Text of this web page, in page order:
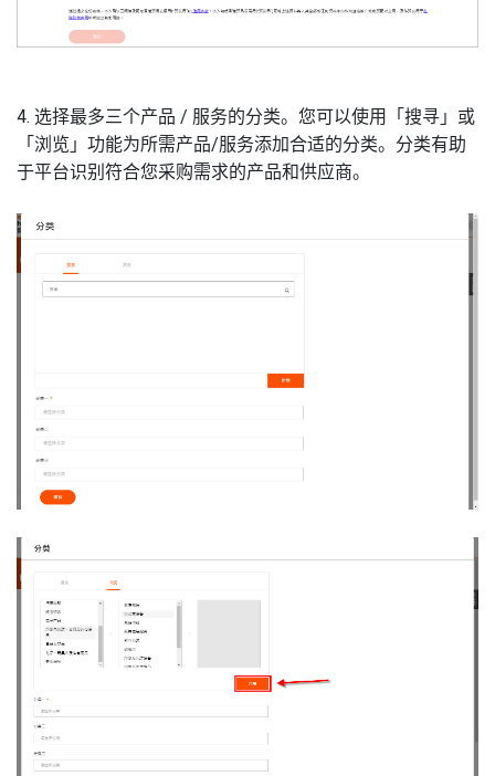
4. 选择最多三个产品 / 服务的分类。您可以使用「搜寻」或
「浏览」功能为所需产品/服务添加合适的分类。分类有助
于平台识别符合您采购需求的产品和供应商。